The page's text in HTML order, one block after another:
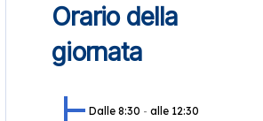
Orario della
giornata
Dalle 8:30 - alle 12:30